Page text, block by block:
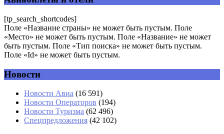
Имя *
Email*
[tp_search_shortcodes]
Поле «Название страны» не может быть пустым. Поле
«Место» не может быть пустым. Поле «Название» не может
быть пустым. Поле «Тип поиска» не может быть пустым.
Поле «Id» не может быть пустым.
Новости
Новости Авиа (16 591)
Новости Операторов (194)
Новости Туризма (62 496)
Спецпредложения (42 102)